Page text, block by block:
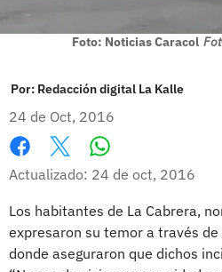
Foto: Noticias Caracol
Por: Redacción digital La Kalle
24 de Oct, 2016
Facebook
X
Actualizado: 24 de oct, 2016
Los habitantes de La Cabrera,
expresaron su temor a través
donde aseguraron que dichos